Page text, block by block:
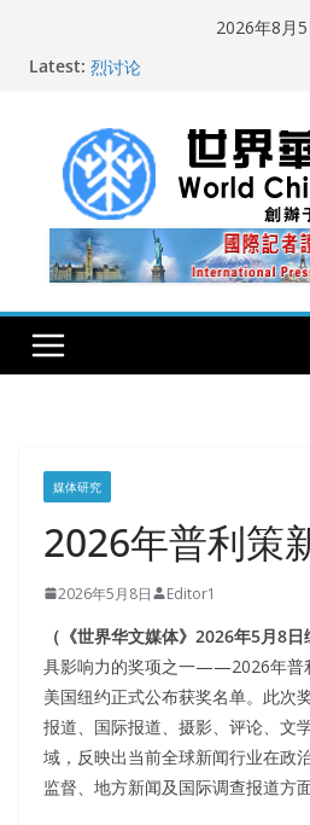
2026年8月5
Latest: 纽约州拟率先立法规范AI“隐
香文化艺术展
世界华文大众传播媒体协会
从一杯沉香叶茶到一缕海南
海南沉香文化考察纪行
全球新闻业正面临“代际脱钩”
媒体研究
2026年普利策
2026年5月8日 Editor1
（《世界华文媒体》2026年5月8日
具影响力的奖项之一——2026年普
美国纽约正式公布获奖名单。此次
报道、国际报道、摄影、评论、文
域，反映出当前全球新闻行业在政
监督、地方新闻及国际调查报道方